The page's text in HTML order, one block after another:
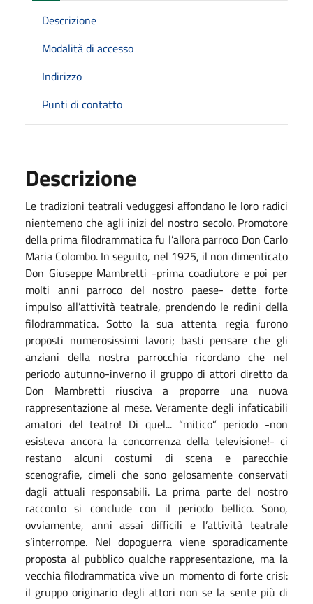
Descrizione
Modalità di accesso
Indirizzo
Punti di contatto
Descrizione
Le tradizioni teatrali veduggesi affondano le loro radici
nientemeno che agli inizi del nostro secolo. Promotore
della prima filodrammatica fu l’allora parroco Don Carlo
Maria Colombo. In seguito, nel 1925, il non dimenticato
Don Giuseppe Mambretti -prima coadiutore e poi per
molti anni parroco del nostro paese- dette forte
impulso all’attività teatrale, prendendo le redini della
filodrammatica. Sotto la sua attenta regia furono
proposti numerosissimi lavori; basti pensare che gli
anziani della nostra parrocchia ricordano che nel
periodo autunno-inverno il gruppo di attori diretto da
Don Mambretti riusciva a proporre una nuova
rappresentazione al mese. Veramente degli infaticabili
amatori del teatro! Di quel... “mitico” periodo -non
esisteva ancora la concorrenza della televisione!- ci
restano alcuni costumi di scena e parecchie
scenografie, cimeli che sono gelosamente conservati
dagli attuali responsabili. La prima parte del nostro
racconto si conclude con il periodo bellico. Sono,
ovviamente, anni assai difficili e l’attività teatrale
s’interrompe. Nel dopoguerra viene sporadicamente
proposta al pubblico qualche rappresentazione, ma la
vecchia filodrammatica vive un momento di forte crisi:
il gruppo originario degli attori non se la sente più di